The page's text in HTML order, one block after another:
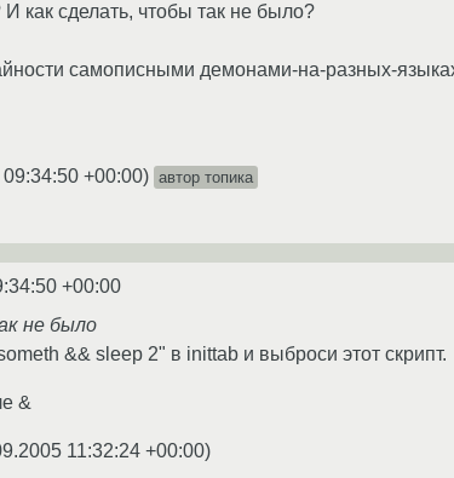
как сделать, чтобы так не было?
самописными демонами-на-разных-
+00:00) автор топика
+00:00
не было
&& sleep 2" в inittab и выброси этот скрипт.
&
11:32:24 +00:00)